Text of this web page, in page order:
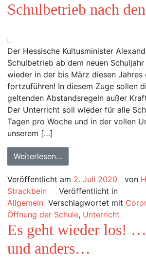
Schulbetrieb nach
Der Hessische Kultusminister
Schulbetrieb ab dem neuen
wieder in der bis März diesen Jahres
fortzuführen! In diesem Zuge sollen
geltenden Abstandsregeln außer
Der Unterricht soll wieder für alle
Tagen pro Woche und in der vollen
unserem […]
Weiterlesen…
Veröffentlicht am 2. Juli 2020 von
Strackbein
Veröffentlicht in
Allgemein Verschlagwortet mit
Öffnung der Schule, Unterricht
Es geht wieder los!
und anders…